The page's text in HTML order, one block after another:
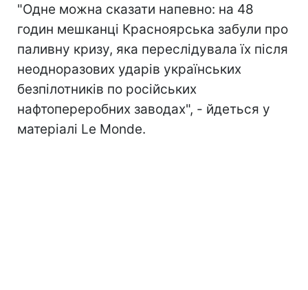
"Одне можна сказати напевно: на 48
годин мешканці Красноярська забули про
паливну кризу, яка переслідувала їх після
неодноразових ударів українських
безпілотників по російських
нафтопереробних заводах", - йдеться у
матеріалі Le Monde.